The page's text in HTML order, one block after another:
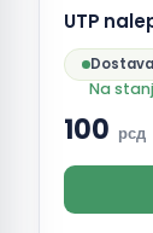
UTP
Na
100 рсд